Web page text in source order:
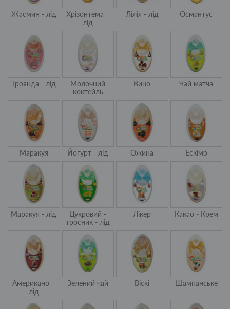
Жасмин - лід
Хрізонтема –
лід
Лілія - лід Османтус
Троянда - лід
Молочний
коктейль
Вино Чай матча
Маракуя Йогурт - лід Ожина Ескімо
Маракуя - лід
Цукровий -
тросник - лід
Лікер Какао - Крем
Американо –
лід
Зелений чай Віскі Шампанське